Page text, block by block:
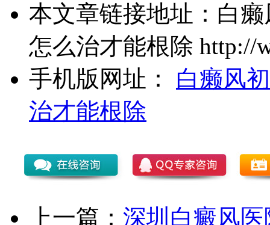
本文章链接地址： 白
怎么治才能根除 http://
手机版网址：
白癞风
治才能根除
上一篇： 深圳白癜风